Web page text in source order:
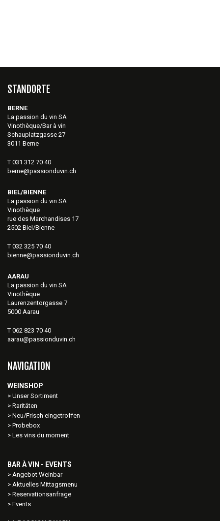
STANDORTE
BERNE
La passion du vin SA
Vinothèque/Bar à vin
Schauplatzgasse 27
3011 Berne
T 031 312 70 40
berne@passionduvin.ch
BIEL/BIENNE
La passion du vin SA
Vinothèque
rue des Marchandises 17
2502 Biel/Bienne
T 032 325 70 40
bienne@passionduvin.ch
AARAU
La passion du vin SA
Vinothèque
Laurenzentorgasse 7
5000 Aarau
T 062 823 70 40
aarau@passionduvin.ch
NAVIGATION
WEINSHOP
Unser Sortiment
Raritäten
Neu/Frisch eingetroffen
Probebox
Les vins du moment
BAR À VIN - EVENTS
Angebot Weinbar
Aktuelles Mittagsmenu
Reservationsanfrage
Events